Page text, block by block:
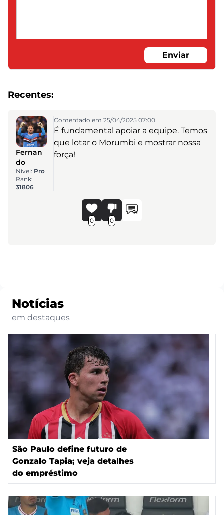
Enviar
Recentes:
Fernan
do
Nível: Pro
Rank:
31806
Comentado em 25/04/2025 07:00
É fundamental apoiar a equipe. Temos
que lotar o Morumbi e mostrar nossa
força!
0 0
Notícias
em destaques
São Paulo define futuro de
Gonzalo Tapia; veja detalhes
do empréstimo